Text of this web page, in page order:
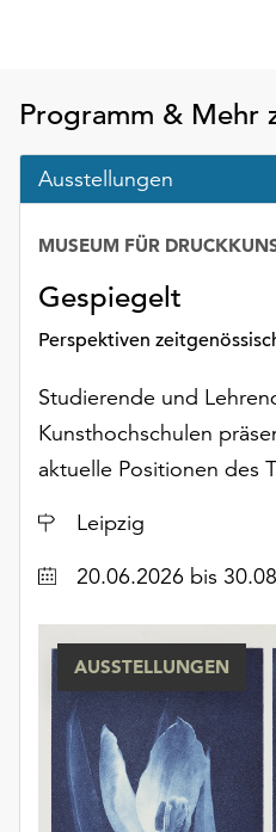
Einverständnis
weiterhin
ausgeführt.
Sie
verwendeten
Cookies
anpassen,
erreichen
die
Einstellungen
die
„Auswählen“.
Weitere
Informationen
finden
unserer
Datenschutzerklärung
oder
Programm & Mehr
Ausstellungen
Gespiegelt
Perspektiven
MUSEUM FÜR
Studierende und
Kunsthochschulen
aktuelle Positionen des
Ort
Leipzig
Datum20.06.2026 bis
AUSSTELLUNGEN